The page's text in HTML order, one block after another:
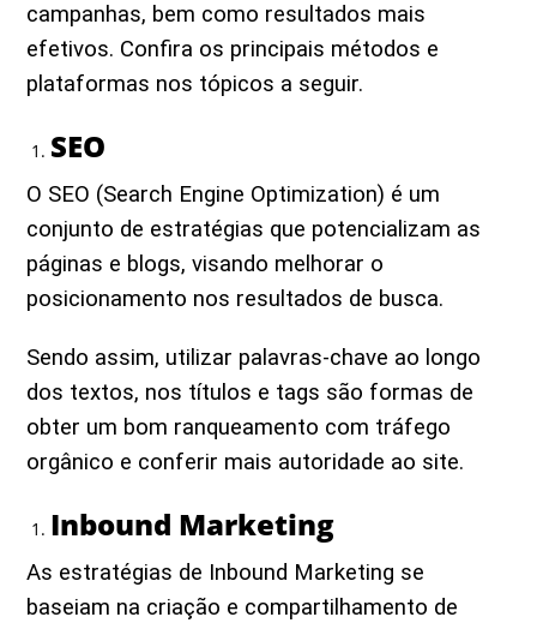
campanhas, bem como resultados mais
efetivos. Confira os principais métodos e
plataformas nos tópicos a seguir.
SEO
O SEO (Search Engine Optimization) é um
conjunto de estratégias que potencializam as
páginas e blogs, visando melhorar o
posicionamento nos resultados de busca.
Sendo assim, utilizar palavras-chave ao longo
dos textos, nos títulos e tags são formas de
obter um bom ranqueamento com tráfego
orgânico e conferir mais autoridade ao site.
Inbound Marketing
As estratégias de Inbound Marketing se
baseiam na criação e compartilhamento de